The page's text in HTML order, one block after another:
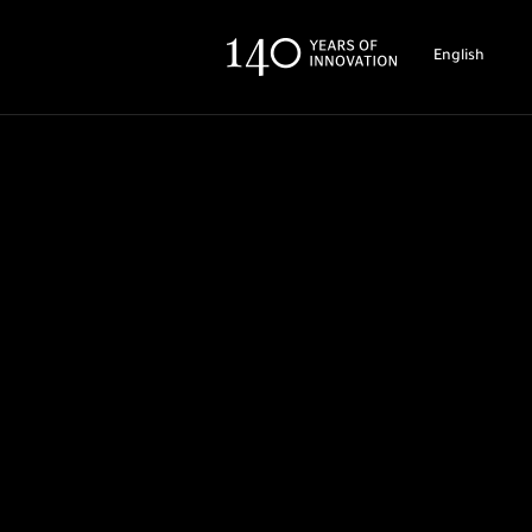
English